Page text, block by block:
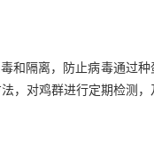
和隔离，防止病毒通过
，对鸡群进行定期检测